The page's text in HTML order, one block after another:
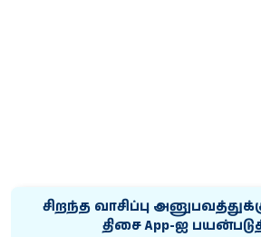
சிறந்த வாசிப்பு
திசை App-ஐ